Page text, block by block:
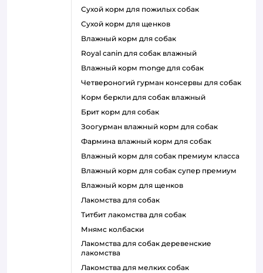
сухой корм для пожилых собак
сухой корм для щенков
влажный корм для собак
royal canin для собак влажный
влажный корм monge для собак
четвероногий гурман консервы для собак
корм беркли для собак влажный
брит корм для собак
зоогурман влажный корм для собак
фармина влажный корм для собак
влажный корм для собак премиум класса
влажный корм для собак супер премиум
влажный корм для щенков
лакомства для собак
титбит лакомства для собак
мнямс колбаски
лакомства для собак деревенские
лакомства
лакомства для мелких собак